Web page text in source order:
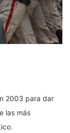
2003 para dar
las más